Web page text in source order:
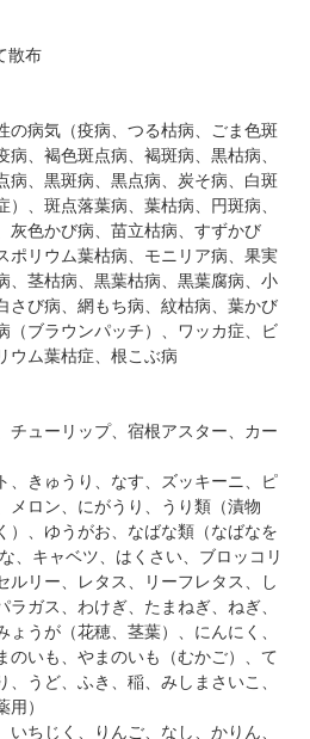
散布
の病気（疫病、つる枯病、ごま色斑
、褐色斑点病、褐斑病、黒枯病、
病、黒斑病、黒点病、炭そ病、白斑
、斑点落葉病、葉枯病、円斑病、
灰色かび病、苗立枯病、すずかび
ポリウム葉枯病、モニリア病、果実
、茎枯病、黒葉枯病、黒葉腐病、小
さび病、網もち病、紋枯病、葉かび
（ブラウンパッチ）、ワッカ症、ビ
ウム葉枯症、根こぶ病
チューリップ、宿根アスター、カー
、きゅうり、なす、ズッキーニ、ピ
メロン、にがうり、うり類（漬物
）、ゆうがお、なばな類（なばなを
、キャベツ、はくさい、ブロッコリ
ルリー、レタス、リーフレタス、し
ガス、わけぎ、たまねぎ、ねぎ、
うが（花穂、茎葉）、にんにく、
のいも、やまのいも（むかご）、て
うど、ふき、稲、みしまさいこ、
）
いちじく、りんご、なし、かりん、